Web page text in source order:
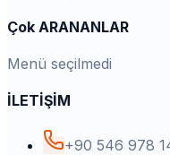
Çok ARANANLAR
Menü seçilmedi
İLETİŞİM
+90 546 978